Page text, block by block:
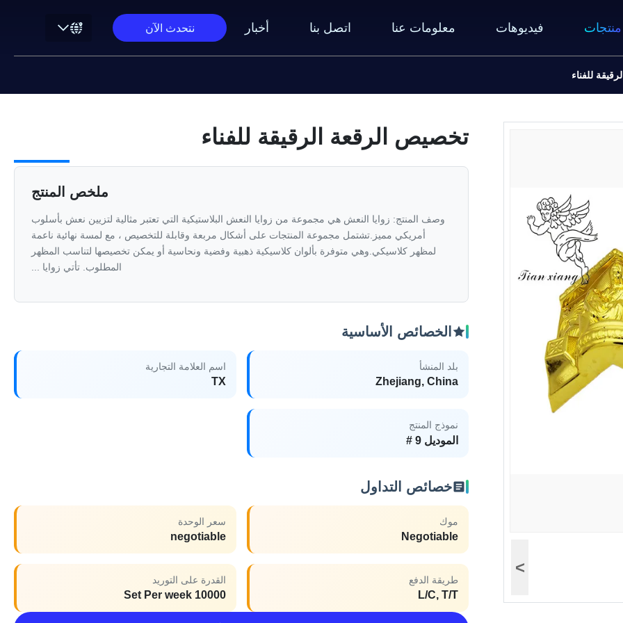
منتجات فيديوهات معلومات عنا اتصل بنا أخبار نتحدث الآن
للفناء
>
تخصيص الرقعة الرقيقة للفناء
ملخص المنتج
وصف المنتج: زوايا النعش هي مجموعة من زوايا النعش البلاستيكية التي تعتبر مثالية لتزيين نعش بأسلوب
أمريكي مميز.تشتمل مجموعة المنتجات على أشكال مربعة وقابلة للتخصيص ، مع لمسة نهائية ناعمة
لمظهر كلاسيكي.وهي متوفرة بألوان كلاسيكية ذهبية وفضية ونحاسية أو يمكن تخصيصها لتناسب المظهر
المطلوب. تأتي زوايا ...
الخصائص الأساسية
بلد المنشأ
Zhejiang, China
اسم العلامة التجارية
TX
نموذج المنتج
الموديل 9 #
خصائص التداول
موك
Negotiable
سعر الوحدة
negotiable
طريقة الدفع
L/C, T/T
القدرة على التوريد
10000 Set Per week